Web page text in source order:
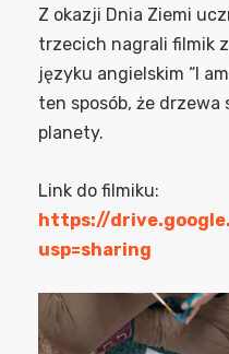
Z okazji Dnia Ziemi
trzecich nagrali filmik
języku angielskim “I
ten sposób, że drzewa
planety.
Link do filmiku:
https://
usp=sharing